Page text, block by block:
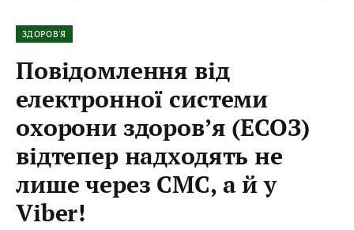
ЗДОРОВ'Я
Повідомлення від
електронної системи
охорони здоров’я (ЕСОЗ)
відтепер надходять не
лише через СМС, а й у
Viber!